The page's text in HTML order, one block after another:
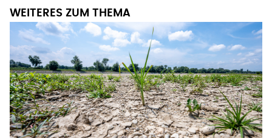
WEITERES ZUM THEMA